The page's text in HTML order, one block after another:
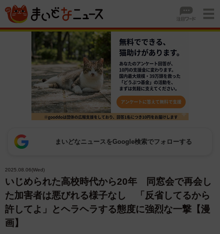
まいどなニュースをGoogle検索でフォローする
2025.08.06(Wed)
いじめられた高校時代から20年 同窓会で再会し
た加害者は悪びれる様子なし 「反省してるから
許してよ」とヘラヘラする態度に強烈な一撃【漫
画】